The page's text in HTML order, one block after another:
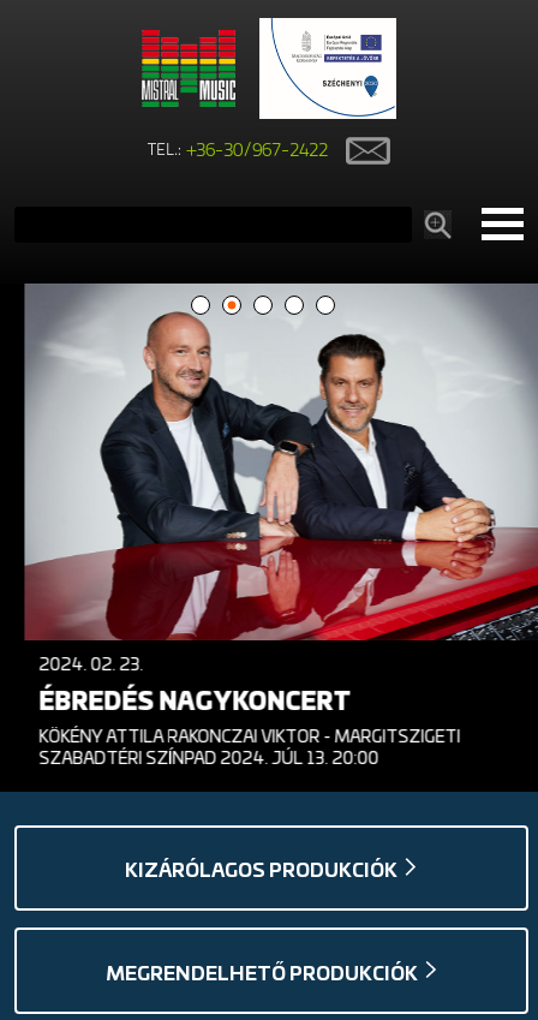
TEL.:+36-30/967-2422
2024. 02. 23.
ÉBREDÉS NAGYKONCERT
KÖKÉNY ATTILA RAKONCZAI VIKTOR - MARGITSZIGETI
SZABADTÉRI SZÍNPAD 2024. JÚL 13. 20:00
KIZÁRÓLAGOS PRODUKCIÓK
MEGRENDELHETŐ PRODUKCIÓK